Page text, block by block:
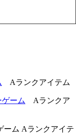
Aランクアイテム
ーム
Aランクア
ーム Aランクアイテ